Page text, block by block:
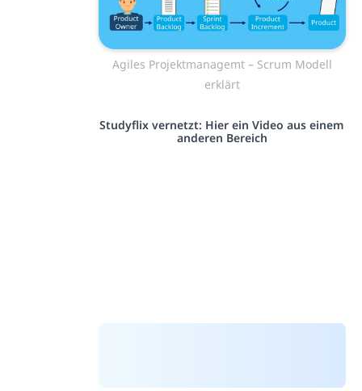
Agiles Projektmanagemt – Scrum Modell
erklärt
Studyflix vernetzt: Hier ein Video aus einem
anderen Bereich